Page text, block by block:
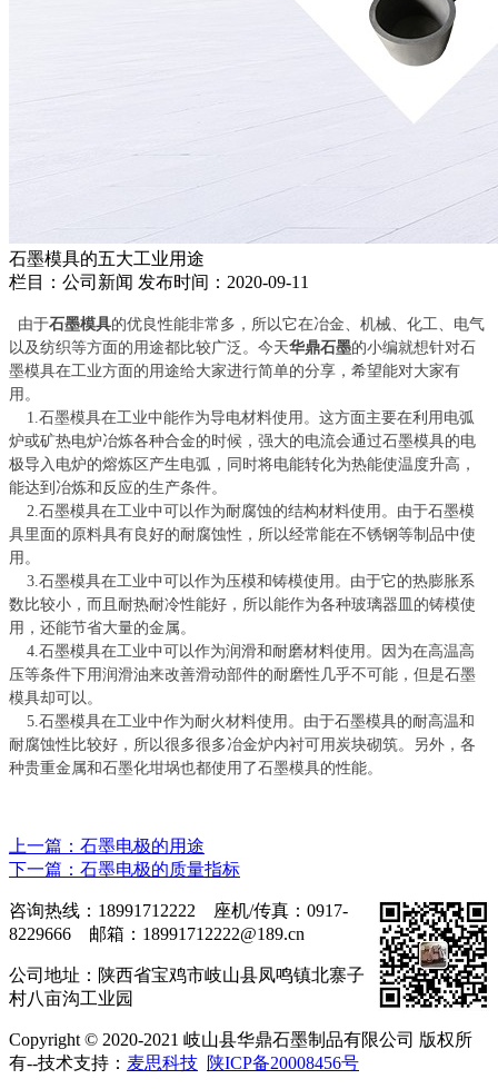
石墨模具的五大工业用途
栏目：公司新闻 发布时间：2020-09-11
由于石墨模具的优良性能非常多，所以它在冶金、机械、化工、电气
以及纺织等方面的用途都比较广泛。今天华鼎石墨的小编就想针对石
墨模具在工业方面的用途给大家进行简单的分享，希望能对大家有
用。
1.石墨模具在工业中能作为导电材料使用。这方面主要在利用电弧
炉或矿热电炉冶炼各种合金的时候，强大的电流会通过石墨模具的电
极导入电炉的熔炼区产生电弧，同时将电能转化为热能使温度升高，
能达到冶炼和反应的生产条件。
2.石墨模具在工业中可以作为耐腐蚀的结构材料使用。由于石墨模
具里面的原料具有良好的耐腐蚀性，所以经常能在不锈钢等制品中使
用。
3.石墨模具在工业中可以作为压模和铸模使用。由于它的热膨胀系
数比较小，而且耐热耐冷性能好，所以能作为各种玻璃器皿的铸模使
用，还能节省大量的金属。
4.石墨模具在工业中可以作为润滑和耐磨材料使用。因为在高温高
压等条件下用润滑油来改善滑动部件的耐磨性几乎不可能，但是石墨
模具却可以。
5.石墨模具在工业中作为耐火材料使用。由于石墨模具的耐高温和
耐腐蚀性比较好，所以很多很多冶金炉内衬可用炭块砌筑。另外，各
种贵重金属和石墨化坩埚也都使用了石墨模具的性能。
上一篇：石墨电极的用途
下一篇：石墨电极的质量指标
咨询热线：18991712222 座机/传真：0917-
8229666 邮箱：18991712222@189.cn
公司地址：陕西省宝鸡市岐山县凤鸣镇北寨子
村八亩沟工业园
Copyright © 2020-2021 岐山县华鼎石墨制品有限公司 版权所
有--技术支持： 麦思科技 陕ICP备20008456号